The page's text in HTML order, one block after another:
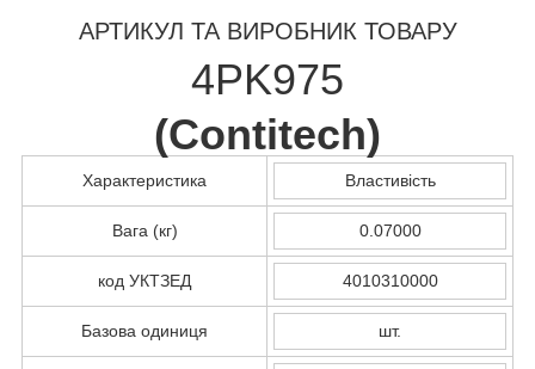
АРТИКУЛ ТА ВИРОБНИК ТОВАРУ
4PK975
(Contitech)
Характеристика Властивість
Вага (кг) 0.07000
код УКТЗЕД 4010310000
Базова одиниця шт.